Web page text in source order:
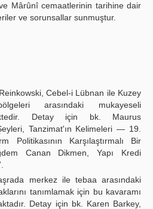
ve Mârûnî cemaatlerinin tarihine dair
ve sorunsallar sunmuştur.
Reinkowski, Cebel-i Lübnan ile Kuzey
arasındaki mukayeseli
Detay için bk. Maurus
Tanzimat'ın Kelimeleri — 19.
Politikasının Karşılaştırmalı Bir
Canan Dikmen, Yapı Kredi
merkez ile tebaa arasındaki
tanımlamak için bu kavaramı
Detay için bk. Karen Barkey,